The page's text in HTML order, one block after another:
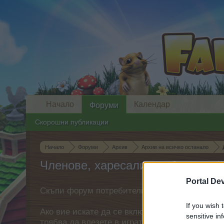
Portal
If you wish
sensitive
Начало Форуми Архив Архив на всичко останало
Членове, харесали съобщение
Скъпи форум потребители,
Ако вие искате да се включите активно във
Начало Форуми
Скорошни публикации
Календар